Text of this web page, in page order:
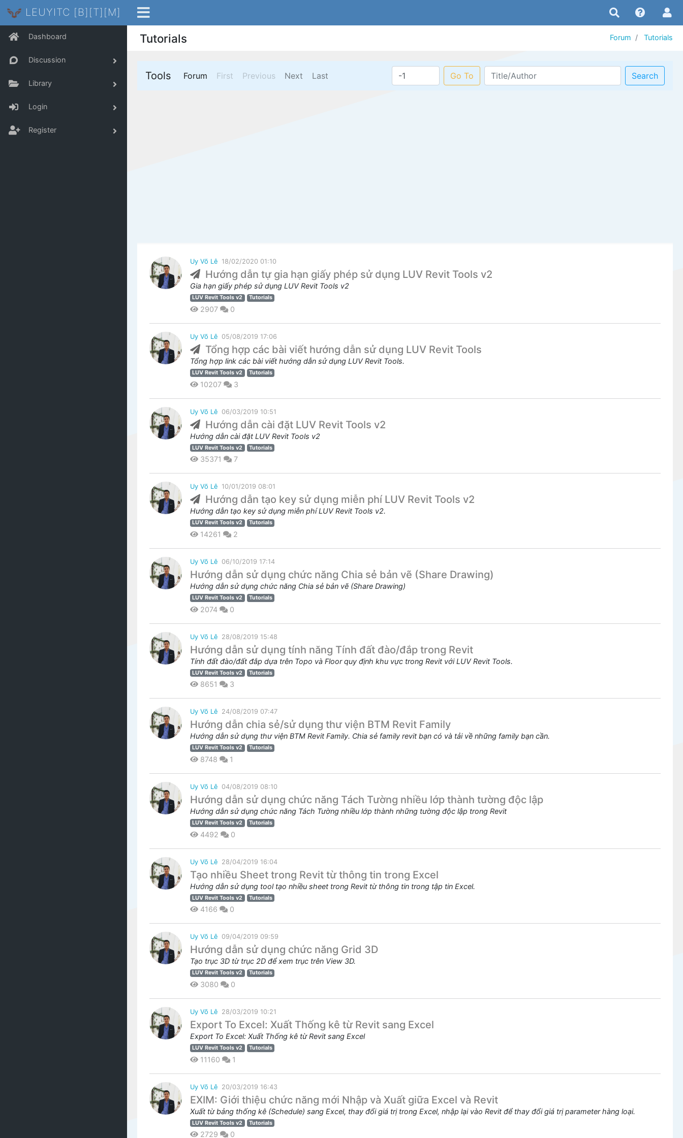
LEUYITC [B][T][M]
Dashboard
Discussion
Library
Login
Register
Tutorials Forum Tutorials
Tools Forum (current)
First Previous Next Last Go To Search
Uy Võ Lê 18/02/2020 01:10
Hướng dẫn tự gia hạn giấy phép sử dụng LUV Revit Tools v2
Gia hạn giấy phép sử dụng LUV Revit Tools v2
LUV Revit Tools v2 Tutorials
2907 0
Uy Võ Lê 05/08/2019 17:06
Tổng hợp các bài viết hướng dẫn sử dụng LUV Revit Tools
Tổng hợp link các bài viết hướng dẫn sử dụng LUV Revit Tools.
LUV Revit Tools v2 Tutorials
10207 3
Uy Võ Lê 06/03/2019 10:51
Hướng dẫn cài đặt LUV Revit Tools v2
Hướng dẫn cài đặt LUV Revit Tools v2
LUV Revit Tools v2 Tutorials
35371 7
Uy Võ Lê 10/01/2019 08:01
Hướng dẫn tạo key sử dụng miễn phí LUV Revit Tools v2
Hướng dẫn tạo key sử dụng miễn phí LUV Revit Tools v2.
LUV Revit Tools v2 Tutorials
14261 2
Uy Võ Lê 06/10/2019 17:14
Hướng dẫn sử dụng chức năng Chia sẻ bản vẽ (Share Drawing)
Hướng dẫn sử dụng chức năng Chia sẻ bản vẽ (Share Drawing)
LUV Revit Tools v2 Tutorials
2074 0
Uy Võ Lê 28/08/2019 15:48
Hướng dẫn sử dụng tính năng Tính đất đào/đắp trong Revit
Tính đất đào/đất đắp dựa trên Topo và Floor quy định khu vực trong Revit với LUV Revit Tools.
LUV Revit Tools v2 Tutorials
8651 3
Uy Võ Lê 24/08/2019 07:47
Hướng dẫn chia sẻ/sử dụng thư viện BTM Revit Family
Hướng dẫn sử dụng thư viện BTM Revit Family. Chia sẻ family revit bạn có và tải về những family bạn cần.
LUV Revit Tools v2 Tutorials
8748 1
Uy Võ Lê 04/08/2019 08:10
Hướng dẫn sử dụng chức năng Tách Tường nhiều lớp thành tường độc lập
Hướng dẫn sử dụng chức năng Tách Tường nhiều lớp thành những tường độc lập trong Revit
LUV Revit Tools v2 Tutorials
4492 0
Uy Võ Lê 28/04/2019 16:04
Tạo nhiều Sheet trong Revit từ thông tin trong Excel
Hướng dẫn sử dụng tool tạo nhiều sheet trong Revit từ thông tin trong tập tin Excel.
LUV Revit Tools v2 Tutorials
4166 0
Uy Võ Lê 09/04/2019 09:59
Hướng dẫn sử dụng chức năng Grid 3D
Tạo trục 3D từ trục 2D để xem trục trên View 3D.
LUV Revit Tools v2 Tutorials
3080 0
Uy Võ Lê 28/03/2019 10:21
Export To Excel: Xuất Thống kê từ Revit sang Excel
Export To Excel: Xuất Thống kê từ Revit sang Excel
LUV Revit Tools v2 Tutorials
11160 1
Uy Võ Lê 20/03/2019 16:43
EXIM: Giới thiệu chức năng mới Nhập và Xuất giữa Excel và Revit
Xuất từ bảng thống kê (Schedule) sang Excel, thay đổi giá trị trong Excel, nhập lại vào Revit để thay đổi giá trị parameter hàng loại.
LUV Revit Tools v2 Tutorials
2729 0